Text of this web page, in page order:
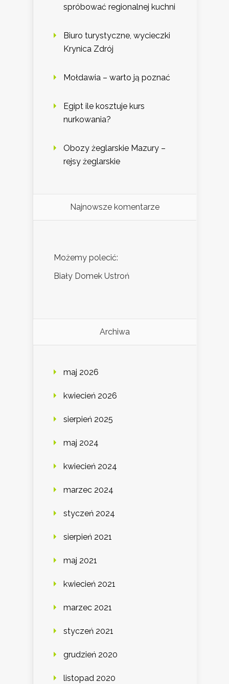
spróbować regionalnej kuchni
Biuro turystyczne, wycieczki
Krynica Zdrój
Mołdawia – warto ją poznać
Egipt ile kosztuje kurs
nurkowania?
Obozy żeglarskie Mazury –
rejsy żeglarskie
Najnowsze komentarze
Możemy polecić:
Biały Domek Ustroń
Archiwa
maj 2026
kwiecień 2026
sierpień 2025
maj 2024
kwiecień 2024
marzec 2024
styczeń 2024
sierpień 2021
maj 2021
kwiecień 2021
marzec 2021
styczeń 2021
grudzień 2020
listopad 2020